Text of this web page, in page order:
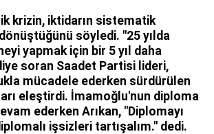
krizin, iktidarın sistematik
dönüştüğünü söyledi. "25 yılda
yapmak için bir 5 yıl daha
soran Saadet Partisi lideri,
mücadele ederken sürdürülen
eleştirdi. İmamoğlu'nun diploma
ederken Arıkan, "Diplomayı
işsizleri tartışalım." dedi.